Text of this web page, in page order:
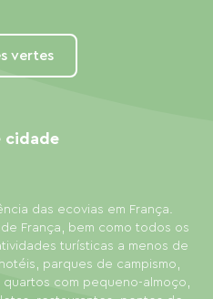
vertes
das ecovias em França.
França, bem como todos os
turísticas a menos de
parques de campismo,
quartos com pequeno-almoço,
cidade